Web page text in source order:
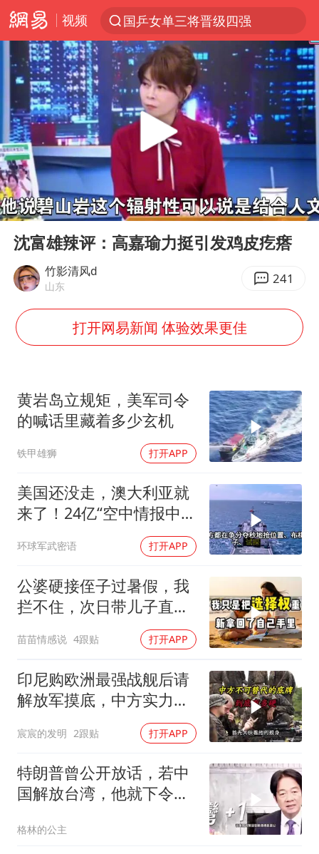
视频
国乒女单三将晋级四强
光影经济撬动暑期消费新蓝海
陈思诚零点晒照为佟丽娅庆生
郑丽文：台湾从来没有“独立”过
央视新主播李秋莹孙亚鹏亮相
几元成本的AI广告导致千万市值蒸发
情侣平潭拍日出坠崖1死1伤
老挝国会主席赛宋蓬逝世
茅台部分直营店飞天茅台提价
黄金牛市回来了吗
酒店花洒现排泄物住客索赔遭拒
夏日经济乘“热”而上 消费市场向“新”而行
36岁男演员成景区NPC后人气爆棚
新疆优化调整景区内自驾服务费
全民健身事业高质量发展
乐享全民健身 共筑健康中国
Play
00:00 05:06
沈富雄辣评：高嘉瑜力挺引发鸡皮疙瘩
竹影清风d
山东 241
打开网易新闻 体验效果更佳
黄岩岛立规矩，美军司令
的喊话里藏着多少玄机
铁甲雄狮 打开APP
美国还没走，澳大利亚就
来了！24亿“空中情报中
心”刚到手就杀入南海
环球军武密语 打开APP
公婆硬接侄子过暑假，我
拦不住，次日带儿子直飞
苗苗情感说 4跟贴 打开APP
印尼购欧洲最强战舰后请
解放军摸底，中方实力几
宸宸的发明 2跟贴 打开APP
特朗普曾公开放话，若中
国解放台湾，他就下令轰
格林的公主